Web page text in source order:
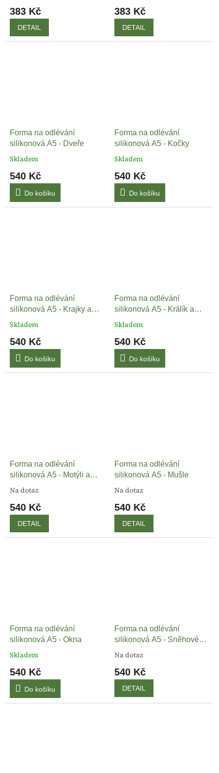
383 Kč
DETAIL
383 Kč
DETAIL
Forma na odlévání
silikonová A5 - Dveře
Skladem
540 Kč
Do košíku
Forma na odlévání
silikonová A5 - Kočky
Skladem
540 Kč
Do košíku
Forma na odlévání
silikonová A5 - Krajky a
bordury
Skladem
540 Kč
Do košíku
Forma na odlévání
silikonová A5 - Králík a
květiny
Skladem
540 Kč
Do košíku
Forma na odlévání
silikonová A5 - Motýli a
květiny
Na dotaz
540 Kč
DETAIL
Forma na odlévání
silikonová A5 - Mušle
Na dotaz
540 Kč
DETAIL
Forma na odlévání
silikonová A5 - Okna
Skladem
540 Kč
Do košíku
Forma na odlévání
silikonová A5 - Sněhové
vločky happiness
Na dotaz
540 Kč
DETAIL